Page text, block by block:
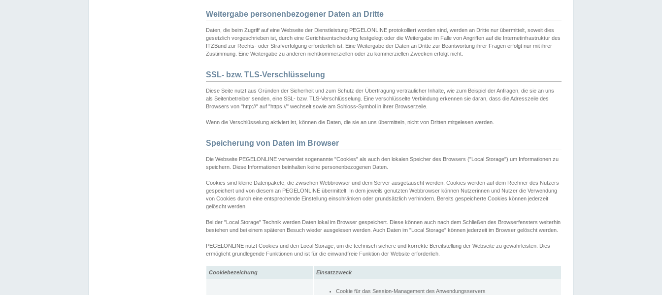
Weitergabe personenbezogener Daten an Dritte
Daten, die beim Zugriff auf eine Webseite der Dienstleistung PEGELONLINE protokolliert worden sind, werden an Dritte nur übermittelt, soweit dies
gesetzlich vorgeschrieben ist, durch eine Gerichtsentscheidung festgelegt oder die Weitergabe im Falle von Angriffen auf die Internetinfrastruktur des
ITZBund zur Rechts- oder Strafverfolgung erforderlich ist. Eine Weitergabe der Daten an Dritte zur Beantwortung ihrer Fragen erfolgt nur mit ihrer
Zustimmung. Eine Weitergabe zu anderen nichtkommerziellen oder zu kommerziellen Zwecken erfolgt nicht.
SSL- bzw. TLS-Verschlüsselung
Diese Seite nutzt aus Gründen der Sicherheit und zum Schutz der Übertragung vertraulicher Inhalte, wie zum Beispiel der Anfragen, die sie an uns
als Seitenbetreiber senden, eine SSL- bzw. TLS-Verschlüsselung. Eine verschlüsselte Verbindung erkennen sie daran, dass die Adresszeile des
Browsers von "http://" auf "https://" wechselt sowie am Schloss-Symbol in ihrer Browserzeile.
Wenn die Verschlüsselung aktiviert ist, können die Daten, die sie an uns übermitteln, nicht von Dritten mitgelesen werden.
Speicherung von Daten im Browser
Die Webseite PEGELONLINE verwendet sogenannte "Cookies" als auch den lokalen Speicher des Browsers ("Local Storage") um Informationen zu
speichern. Diese Informationen beinhalten keine personenbezogenen Daten.
Cookies sind kleine Datenpakete, die zwischen Webbrowser und dem Server ausgetauscht werden. Cookies werden auf dem Rechner des Nutzers
gespeichert und von diesem an PEGELONLINE übermittelt. In dem jeweils genutzten Webbrowser können Nutzerinnen und Nutzer die Verwendung
von Cookies durch eine entsprechende Einstellung einschränken oder grundsätzlich verhindern. Bereits gespeicherte Cookies können jederzeit
gelöscht werden.
Bei der "Local Storage" Technik werden Daten lokal im Browser gespeichert. Diese können auch nach dem Schließen des Browserfensters weiterhin
bestehen und bei einem späteren Besuch wieder ausgelesen werden. Auch Daten im "Local Storage" können jederzeit im Browser gelöscht werden.
PEGELONLINE nutzt Cookies und den Local Storage, um die technisch sichere und korrekte Bereitstellung der Webseite zu gewährleisten. Dies
ermöglicht grundlegende Funktionen und ist für die einwandfreie Funktion der Website erforderlich.
Cookiebezeichung Einsatzzweck
Cookie für das Session-Management des Anwendungsservers